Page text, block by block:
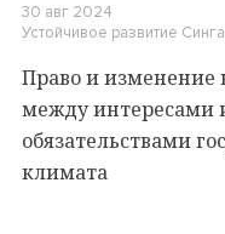
30 авг 2024
Устойчивое развитие
Право и изменение
между интересами
обязательствами
климата